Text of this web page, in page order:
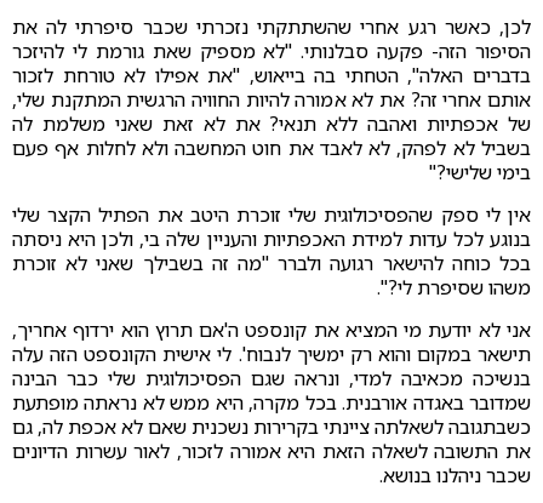
לכן, כאשר רגע אחרי שהשתתקתי נזכרתי שכבר סיפרתי לה את
הסיפור הזה- פקעה סבלנותי. "לא מספיק שאת גורמת לי להיזכר
בדברים האלה", הטחתי בה בייאוש, "את אפילו לא טורחת לזכור
אותם אחרי זה? את לא אמורה להיות החוויה הרגשית המתקנת שלי,
של אכפתיות ואהבה ללא תנאי? את לא זאת שאני משלמת לה
בשביל לא לפהק, לא לאבד את חוט המחשבה ולא לחלות אף פעם
בימי שלישי?"
אין לי ספק שהפסיכולוגית שלי זוכרת היטב את הפתיל הקצר שלי
בנוגע לכל עדות למידת האכפתיות והעניין שלה בי, ולכן היא ניסתה
בכל כוחה להישאר רגועה ולברר "מה זה בשבילך שאני לא זוכרת
משהו שסיפרת לי?".
אני לא יודעת מי המציא את קונספט ה'אם תרוץ הוא ירדוף אחריך,
תישאר במקום והוא רק ימשיך לנבוח'. לי אישית הקונספט הזה עלה
בנשיכה מכאיבה למדי, ונראה שגם הפסיכולוגית שלי כבר הבינה
שמדובר באגדה אורבנית. בכל מקרה, היא ממש לא נראתה מופתעת
כשבתגובה לשאלתה ציינתי בקרירות נשכנית שאם לא אכפת לה, גם
את התשובה לשאלה הזאת היא אמורה לזכור, לאור עשרות הדיונים
שכבר ניהלנו בנושא.